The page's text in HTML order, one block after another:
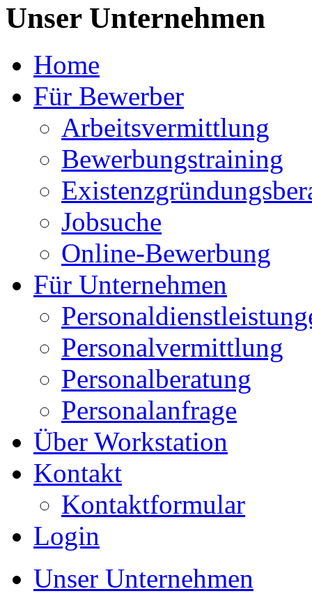
Unser Unternehmen
Home
Für Bewerber
Arbeitsvermittlung
Bewerbungstraining
Jobsuche
Online-Bewerbung
Für Unternehmen
Personalvermittlung
Personalberatung
Personalanfrage
Über Workstation
Kontakt
Kontaktformular
Login
Unser Unternehmen